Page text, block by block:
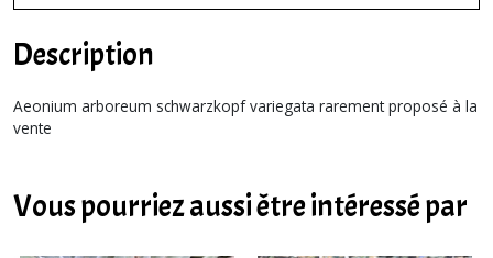
Description
Aeonium arboreum schwarzkopf variegata rarement proposé à la
vente
Vous pourriez aussi être intéressé par